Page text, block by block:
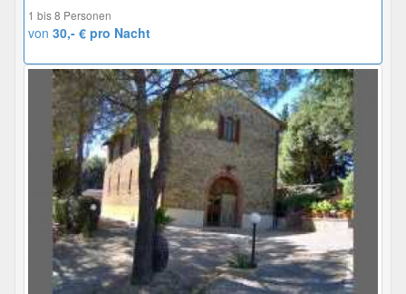
1 bis 8 Personen
von 30,- € pro Nacht